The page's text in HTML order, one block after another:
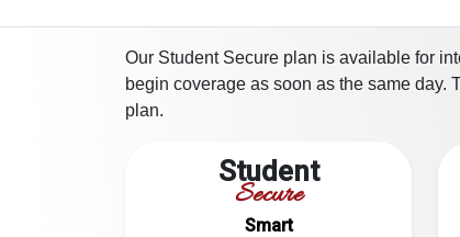
Our Student Secure plan is available for
begin coverage as soon as the same
plan.
Student
Secure
Smart